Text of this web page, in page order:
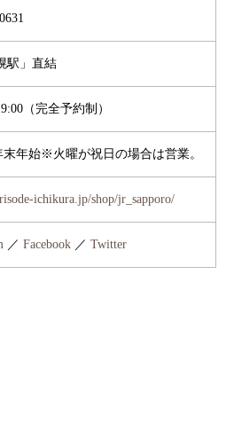
駅」直結
（完全予約制）
末年始※火曜が祝日の場合は営業。
ichikura.jp/shop/jr_sapporo/
／ Facebook ／ Twitter